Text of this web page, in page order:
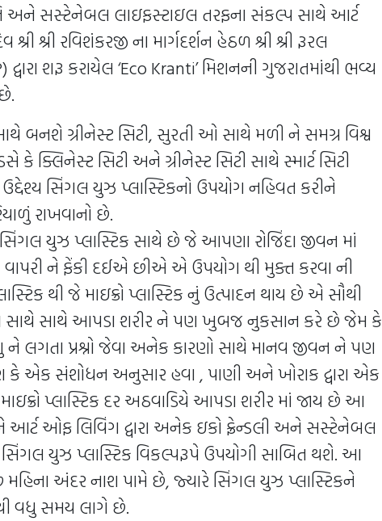
અને સસ્ટેનેબલ લાઇફસ્ટાઇલ તરફના સંકલ્પ સાથે આર્ટ
શ્રી રવિશંકરજી ના માર્ગદર્શન હેઠળ શ્રી શ્રી રૂરલ
દ્વારા શરૂ કરાયેલ ‘Eco Kranti’ મિશનની ગુજરાતમાંથી ભવ્ય
બનશે ગ્રીનેસ્ટ સિટી, સુરતી ઓ સાથે મળી ને સમગ્ર વિશ્વ
કે ક્લિનેસ્ટ સિટી અને ગ્રીનેસ્ટ સિટી સાથે સ્માર્ટ સિટી
સિંગલ યુઝ પ્લાસ્ટિકનો ઉપયોગ નહિવત કરીને
રાખવાનો છે.
યુઝ પ્લાસ્ટિક સાથે છે જે આપણા રોજિંદા જીવન માં
ને ફેંકી દઈએ છીએ એ ઉપયોગ થી મુક્ત કરવા ની
થી જે માઇક્રો પ્લાસ્ટિક નું ઉત્પાદન થાય છે એ સૌથી
સાથે સાથે આપડા શરીર ને પણ ખુબજ નુકસાન કરે છે જેમ કે
ને લગતા પ્રશ્નો જેવા અનેક કારણો સાથે માનવ જીવન ને પણ
એક સંશોધન અનુસાર હવા , પાણી અને ખોરાક દ્વારા એક
પ્લાસ્ટિક દર અઠવાડિયે આપડા શરીર માં જાય છે આ
આર્ટ ઓફ લિવિંગ દ્વારા અનેક ઇકો ફ્રેન્ડલી અને સસ્ટેનેબલ
સિંગલ યુઝ પ્લાસ્ટિક વિકલ્પરૂપે ઉપયોગી સાબિત થશે. આ
છ મહિના અંદર નાશ પામે છે, જ્યારે સિંગલ યુઝ પ્લાસ્ટિકને
વધુ સમય લાગે છે.